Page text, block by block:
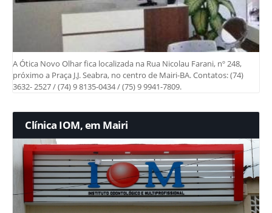
A Ótica Novo Olhar fica localizada na Rua Nicolau Farani, nº 248,
próximo a Praça J.J. Seabra, no centro de Mairi-BA. Contatos: (74)
3632- 2527 / (74) 9 8135-0434 / (75) 9 9941-7809.
Clínica IOM, em Mairi